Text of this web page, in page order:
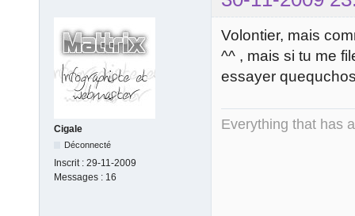
Cigale
Déconnecté
Inscrit : 29-11-2009
Messages : 16
Volontier, mais
^^ , mais si tu me
essayer
Everything that has